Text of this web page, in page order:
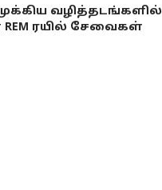
வழித்தடங்களில்
ரயில் சேவைகள்